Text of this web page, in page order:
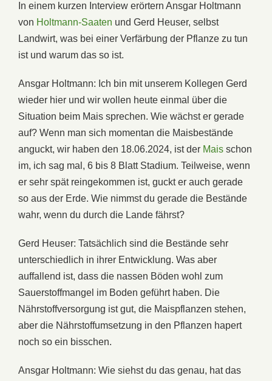
In einem kurzen Interview erörtern Ansgar Holtmann
von Holtmann-Saaten und Gerd Heuser, selbst
Landwirt, was bei einer Verfärbung der Pflanze zu tun
ist und warum das so ist.
Ansgar Holtmann: Ich bin mit unserem Kollegen Gerd
wieder hier und wir wollen heute einmal über die
Situation beim Mais sprechen. Wie wächst er gerade
auf? Wenn man sich momentan die Maisbestände
anguckt, wir haben den 18.06.2024, istder Mais schon
im, ich sag mal, 6 bis 8 Blatt Stadium. Teilweise, wenn
er sehr spät reingekommen ist, guckter auch gerade
so aus der Erde. Wie nimmstdu gerade die Bestände
wahr, wenn du durch die Lande fährst?
Gerd Heuser: Tatsächlich sind die Bestände sehr
unterschiedlich in ihrer Entwicklung. Was aber
auffallend ist, dass die nassen Böden wohl zum
Sauerstoffmangel im Boden geführt haben. Die
Nährstoffversorgung istgut, die Maispflanzen stehen,
aber die Nährstoffumsetzung in den Pflanzen hapert
noch so ein bisschen.
Ansgar Holtmann: Wie siehstdu das genau, hatdas